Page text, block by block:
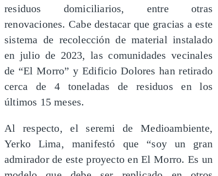
residuos domiciliarios, entre otras
renovaciones. Cabe destacar que gracias a este
sistema de recolección de material instalado
en julio de 2023, las comunidades vecinales
de “El Morro” y Edificio Dolores han retirado
cerca de 4 toneladas de residuos en los
últimos 15 meses.
Al respecto, el seremi de Medioambiente,
Yerko Lima, manifestó que “soy un gran
admirador de este proyecto en El Morro. Es un